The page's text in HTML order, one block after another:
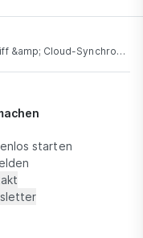
DeepBox Drive für Windows – Offline-Zugriff &amp; Cloud-Synchronisierung
starten